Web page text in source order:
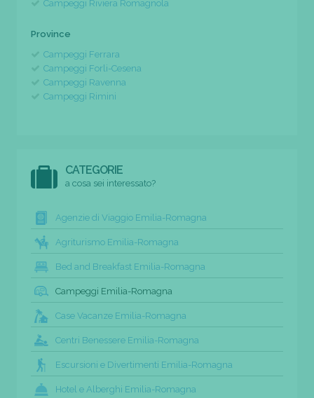
Campeggi Riviera Romagnola
Province
Campeggi Ferrara
Campeggi Forli-Cesena
Campeggi Ravenna
Campeggi Rimini
CATEGORIE
a cosa sei interessato?
Agenzie di Viaggio Emilia-Romagna
Agriturismo Emilia-Romagna
Bed and Breakfast Emilia-Romagna
Campeggi Emilia-Romagna
Case Vacanze Emilia-Romagna
Centri Benessere Emilia-Romagna
Escursioni e Divertimenti Emilia-Romagna
Hotel e Alberghi Emilia-Romagna